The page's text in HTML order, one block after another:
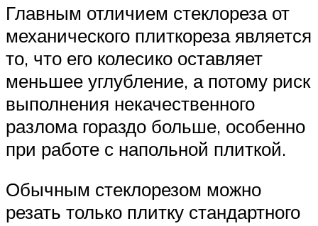
Главным отличием стеклореза от
механического плиткореза является
то, что его колесико оставляет
меньшее углубление, а потому риск
выполнения некачественного
разлома гораздо больше, особенно
при работе с напольной плиткой.
Обычным стеклорезом можно
резать только плитку стандартного